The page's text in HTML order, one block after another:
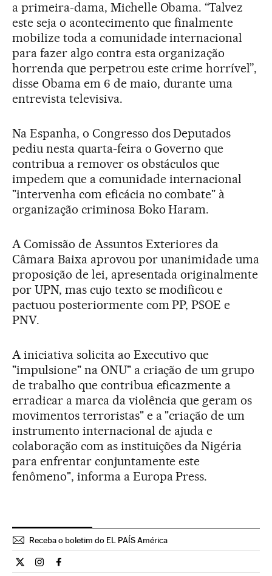
a primeira-dama, Michelle Obama. “Talvez
este seja o acontecimento que finalmente
mobilize toda a comunidade internacional
para fazer algo contra esta organização
horrenda que perpetrou este crime horrível”,
disse Obama em 6 de maio, durante uma
entrevista televisiva.
Na Espanha, o Congresso dos Deputados
pediu nesta quarta-feira o Governo que
contribua a remover os obstáculos que
impedem que a comunidade internacional
"intervenha com eficácia no combate" à
organização criminosa Boko Haram.
A Comissão de Assuntos Exteriores da
Câmara Baixa aprovou por unanimidade uma
proposição de lei, apresentada originalmente
por UPN, mas cujo texto se modificou e
pactuou posteriormente com PP, PSOE e
PNV.
A iniciativa solicita ao Executivo que
"impulsione" na ONU" a criação de um grupo
de trabalho que contribua eficazmente a
erradicar a marca da violência que geram os
movimentos terroristas" e a "criação de um
instrumento internacional de ajuda e
colaboração com as instituições da Nigéria
para enfrentar conjuntamente este
fenômeno", informa a Europa Press.
Receba o boletim do EL PAÍS América
Internacional El País Brasil en Twitter
Internacional El País Brasil en Instagram
Internacional El País Brasil en Facebook